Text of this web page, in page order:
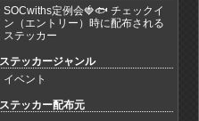
SOCwiths定例会🍓🐟 チェックイ
ン（エントリー）時に配布される
ステッカー
ステッカージャンル
イベント
ステッカー配布元